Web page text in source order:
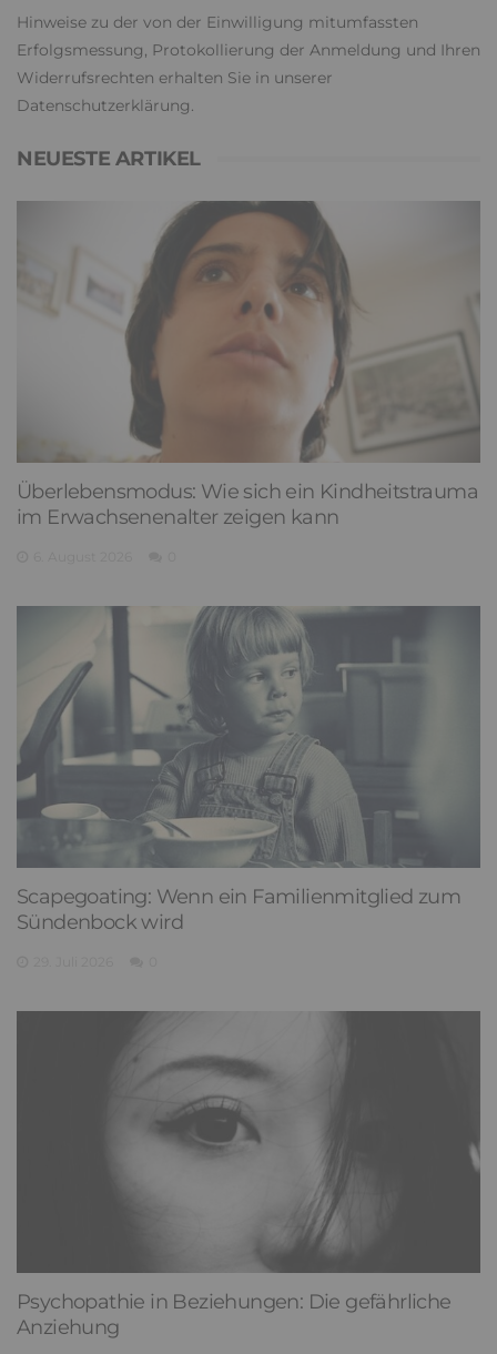
Hinweise zu der von der Einwilligung mitumfassten
Erfolgsmessung, Protokollierung der Anmeldung und Ihren
Widerrufsrechten erhalten Sie in unserer
Datenschutzerklärung.
NEUESTE ARTIKEL
Überlebensmodus: Wie sich ein Kindheitstrauma
im Erwachsenenalter zeigen kann
Scapegoating: Wenn ein Familienmitglied zum
Sündenbock wird
Psychopathie in Beziehungen: Die gefährliche
Anziehung